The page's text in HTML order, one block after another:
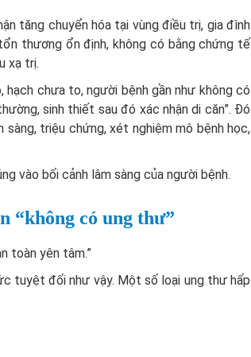
tăng chuyển hóa tại vùng điều trị, gia đình
thương ổn định, không có bằng chứng tế
xạ trị.
chưa to, người bệnh gần như không có
sinh thiết sau đó xác nhận di căn”. Đó
triệu chứng, xét nghiệm mô bệnh học,
vào bối cảnh lâm sàng của người bệnh.
“không có ung thư”
toàn yên tâm.”
tuyệt đối như vậy. Một số loại ung thư hấp